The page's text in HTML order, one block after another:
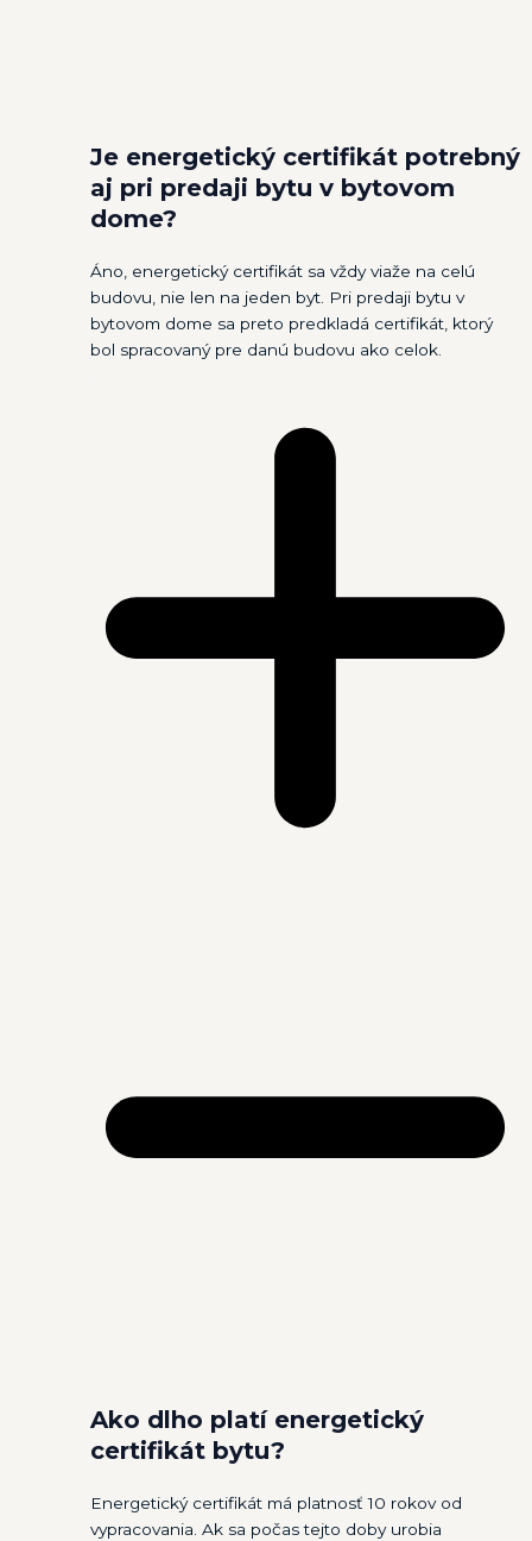
Je energetický certifikát potrebný
aj pri predaji bytu v bytovom
dome?
Áno, energetický certifikát sa vždy viaže na celú
budovu, nie len na jeden byt. Pri predaji bytu v
bytovom dome sa preto predkladá certifikát, ktorý
bol spracovaný pre danú budovu ako celok.
Ako dlho platí energetický
certifikát bytu?
Energetický certifikát má platnosť 10 rokov od
vypracovania. Ak sa počas tejto doby urobia